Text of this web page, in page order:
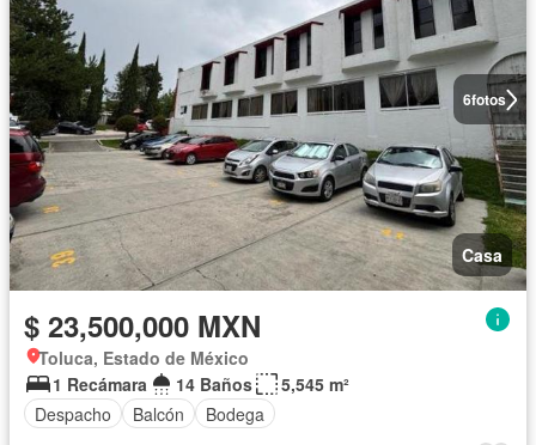
6fotos
Casa
$ 23,500,000 MXN
Toluca, Estado de México
1 Recámara
14 Baños
5,545 m²
Despacho
Balcón Bodega